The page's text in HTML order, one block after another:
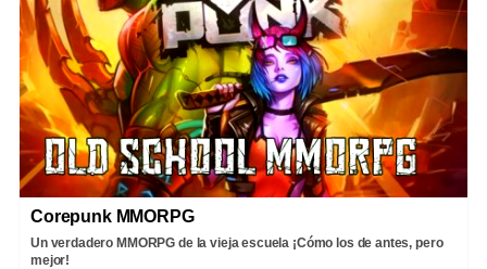
Corepunk MMORPG
Un verdadero MMORPG de la vieja escuela ¡Cómo los de antes, pero
mejor!